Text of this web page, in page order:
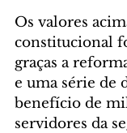
Os valores
constitucional
graças a
e uma série de
benefício de
servidores da